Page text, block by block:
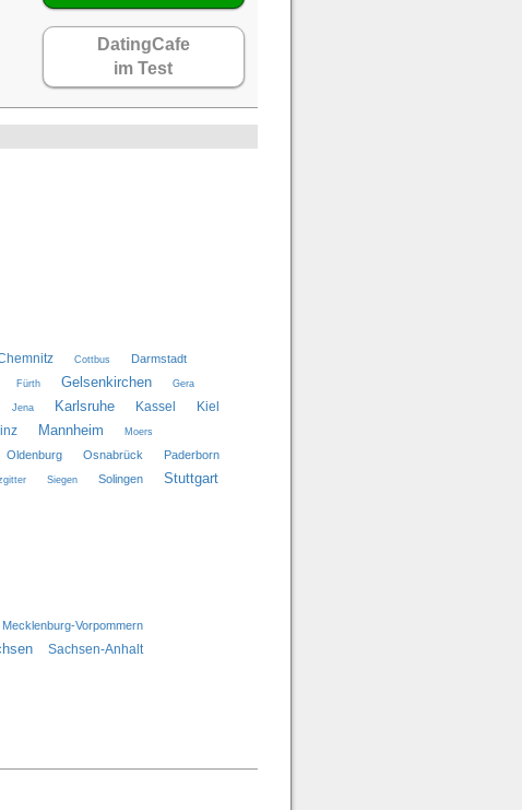
DatingCafe
im Test
Cottbus Darmstadt
Fürth Gelsenkirchen Gera
Jena Karlsruhe Kassel Kiel
Mannheim Moers
Oldenburg Osnabrück
Paderborn
Siegen Solingen Stuttgart
Mecklenburg-Vorpommern
Sachsen-Anhalt